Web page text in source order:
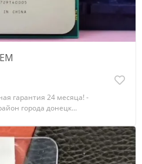
гарантия 24 месяца! -
города донецк...